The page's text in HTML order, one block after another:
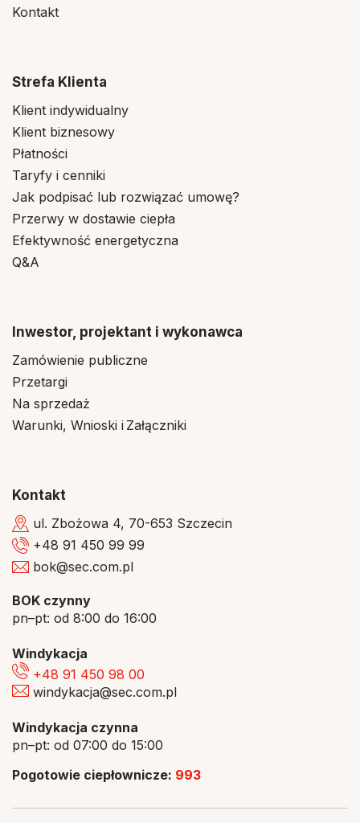
Kontakt
Strefa Klienta
Klient indywidualny
Klient biznesowy
Płatności
Taryfy i cenniki
Jak podpisać lub rozwiązać umowę?
Przerwy w dostawie ciepła
Efektywność energetyczna
Q&A
Inwestor, projektant i wykonawca
Zamówienie publiczne
Przetargi
Na sprzedaż
Warunki, Wnioski i Załączniki
Kontakt
ul. Zbożowa 4, 70-653 Szczecin
+48 91 450 99 99
bok@sec.com.pl
BOK czynny
pn–pt: od 8:00 do 16:00
Windykacja
+48 91 450 98 00
windykacja@sec.com.pl
Windykacja czynna
pn–pt: od 07:00 do 15:00
Pogotowie ciepłownicze: 993